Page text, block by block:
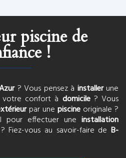
piscine de
!
? Vous pensez à installerune
votre confort à domicile? Vous
par une piscine originale ?
pour effectuer une installation
? Fiez-vous au savoir-faire de B-